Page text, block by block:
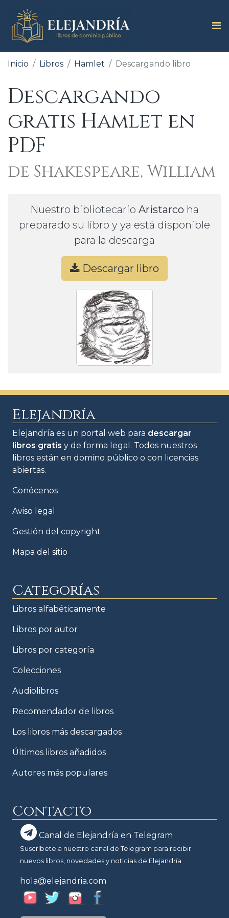
Inicio Libros Hamlet Descargando libro
Descargando
gratis Hamlet en
PDF
de Shakespeare, William
Nuestro bibliotecario Aristarco ha
preparado su libro y ya está disponible
para la descarga
Descargar libro
Elejandría
Elejandría es un portal web para descargar
libros gratis y de forma legal. Todos nuestros
libros están en domino público o con licencias
abiertas.
Conócenos
Aviso legal
Gestión del copyright
Mapa del sitio
Categorías
Libros alfabéticamente
Libros por autor
Libros por categoría
Colecciones
Audiolibros
Recomendador de libros
Los libros más descargados
Últimos libros añadidos
Autores más populares
Contacto
Canal de Elejandría en Telegram
Suscríbete a nuestro canal de Telegram para recibir
nuevos libros, novedades y noticias de Elejandría
hola@elejandria.com